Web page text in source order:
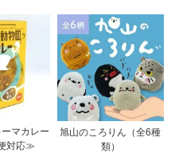
マカレー
対応≫
旭山のころりん（全6種
類）